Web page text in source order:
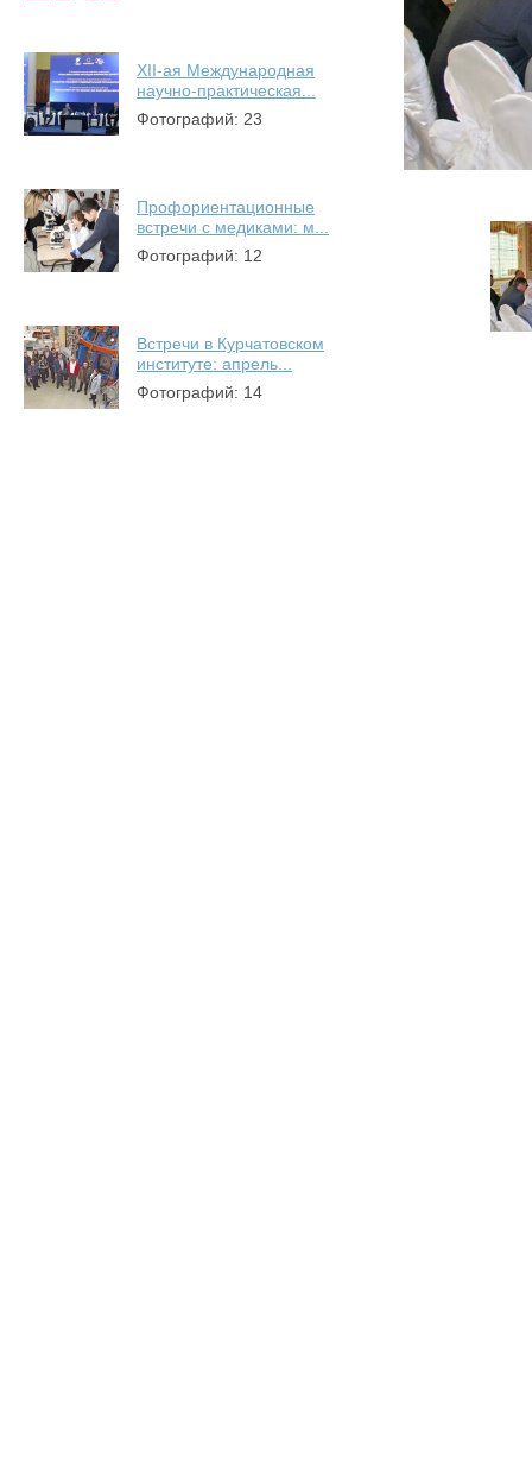
XII-ая Международная
научно-практическая...
Фотографий: 23
Профориентационные
встречи с медиками: м...
Фотографий: 12
Встречи в Курчатовском
институте: апрель...
Фотографий: 14